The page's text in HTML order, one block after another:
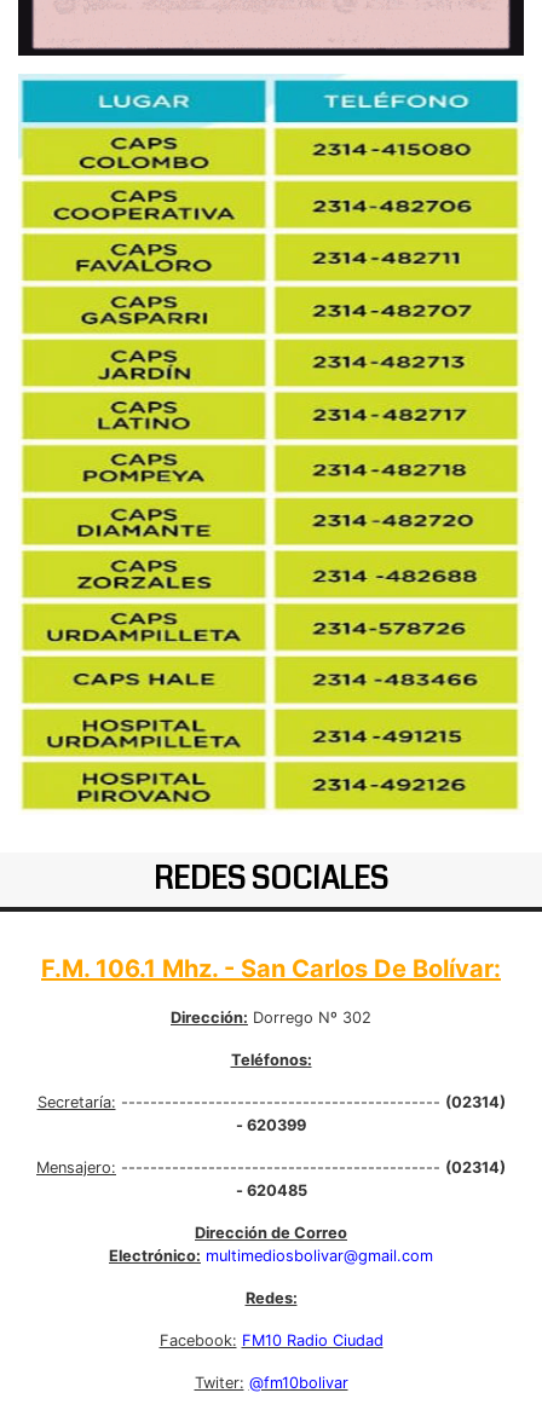
REDES SOCIALES
F.M. 106.1 Mhz. - San Carlos De Bolívar:
Dirección: Dorrego Nº 302
Teléfonos:
Secretaría: -------------------------------------------- (02314)
- 620399
Mensajero: -------------------------------------------- (02314)
- 620485
Dirección de Correo
Electrónico: multimediosbolivar@gmail.com
Redes:
Facebook: FM10 Radio Ciudad
Twiter: @fm10bolivar